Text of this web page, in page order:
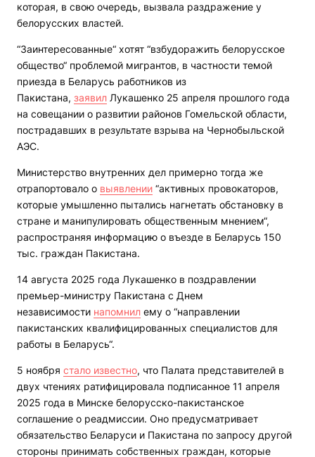
которая, в свою очередь, вызвала раздражение у
белорусских властей.
“Заинтересованные“ хотят “взбудоражить белорусское
общество“ проблемой мигрантов, в частности темой
приезда в Беларусь работников из
Пакистана, заявил Лукашенко 25 апреля прошлого года
на совещании о развитии районов Гомельской области,
пострадавших в результате взрыва на Чернобыльской
АЭС.
Министерство внутренних дел примерно тогда же
отрапортовало о выявлении “активных провокаторов,
которые умышленно пытались нагнетать обстановку в
стране и манипулировать общественным мнением“,
распространяя информацию о въезде в Беларусь 150
тыс. граждан Пакистана.
14 августа 2025 года Лукашенко в поздравлении
премьер-министру Пакистана с Днем
независимости напомнил ему о “направлении
пакистанских квалифицированных специалистов для
работы в Беларусь“.
5 ноября стало известно, что Палата представителей в
двух чтениях ратифицировала подписанное 11 апреля
2025 года в Минске белорусско-пакистанское
соглашение о реадмиссии. Оно предусматривает
обязательство Беларуси и Пакистана по запросу другой
стороны принимать собственных граждан, которые